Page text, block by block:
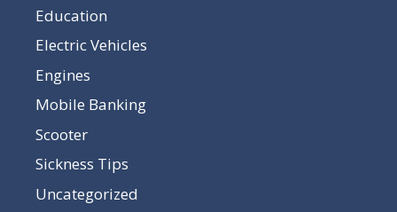
Education
Electric Vehicles
Engines
Mobile Banking
Scooter
Sickness Tips
Uncategorized